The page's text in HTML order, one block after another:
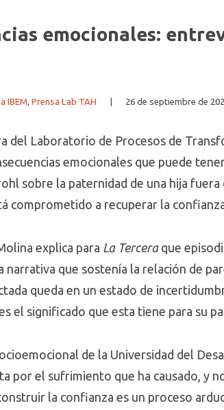
emocionales:
IBEM, Prensa Lab TAH 26 de septiembre de
del Laboratorio de Procesos de
emocionales que puede
sobre la paternidad de una hija
comprometido a recuperar la
explica para La Terceraque
que sostenía la relación de
queda en un estado de
el significado que esta tiene para su
de la Universidad del
por el sufrimiento que ha causado, y
la confianza es un proceso